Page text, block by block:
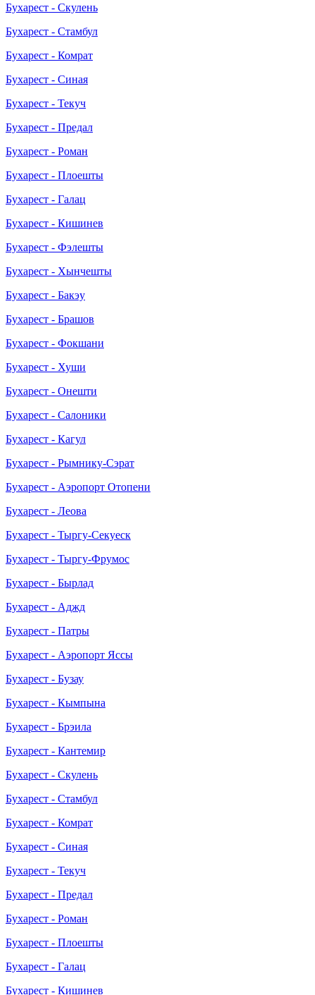
Бухарест - Скулень
Бухарест - Стамбул
Бухарест - Комрат
Бухарест - Синая
Бухарест - Текуч
Бухарест - Предал
Бухарест - Роман
Бухарест - Плоешты
Бухарест - Галац
Бухарест - Кишинев
Бухарест - Фэлешты
Бухарест - Хынчешты
Бухарест - Бакэу
Бухарест - Брашов
Бухарест - Фокшани
Бухарест - Хуши
Бухарест - Онешти
Бухарест - Салоники
Бухарест - Кагул
Бухарест - Рымнику-Сэрат
Бухарест - Аэропорт Отопени
Бухарест - Леова
Бухарест - Тыргу-Секуеск
Бухарест - Тыргу-Фрумос
Бухарест - Бырлад
Бухарест - Аджд
Бухарест - Патры
Бухарест - Аэропорт Яссы
Бухарест - Бузау
Бухарест - Кымпына
Бухарест - Брэила
Бухарест - Кантемир
Бухарест - Скулень
Бухарест - Стамбул
Бухарест - Комрат
Бухарест - Синая
Бухарест - Текуч
Бухарест - Предал
Бухарест - Роман
Бухарест - Плоешты
Бухарест - Галац
Бухарест - Кишинев